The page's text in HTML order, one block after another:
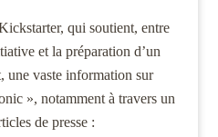
qui soutient, entre
et la préparation d’un
une vaste information sur
», notamment à travers un
de presse :